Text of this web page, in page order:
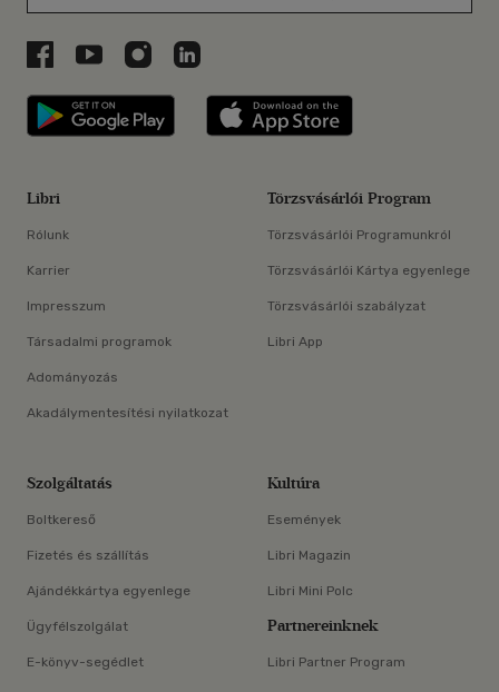
Libri a Facebookon
Libri a Youtube-on
Libri az Instagramon
Libri a LinkedInen
Libri applikáció Szerezd meg: Google
Libri
Rólunk
Karrier
Impresszum
Társadalmi programok
Adományozás
Akadálymentesítési nyilatkozat
Törzsvásárlói Program
Törzsvásárlói Programunkról
Törzsvásárlói Kártya egyenlege
Törzsvásárlói szabályzat
Libri App
Szolgáltatás
Boltkereső
Fizetés és szállítás
Ajándékkártya egyenlege
Ügyfélszolgálat
E-könyv-segédlet
Kultúra
Események
Libri Magazin
Libri Mini Polc
Partnereinknek
Libri Partner Program